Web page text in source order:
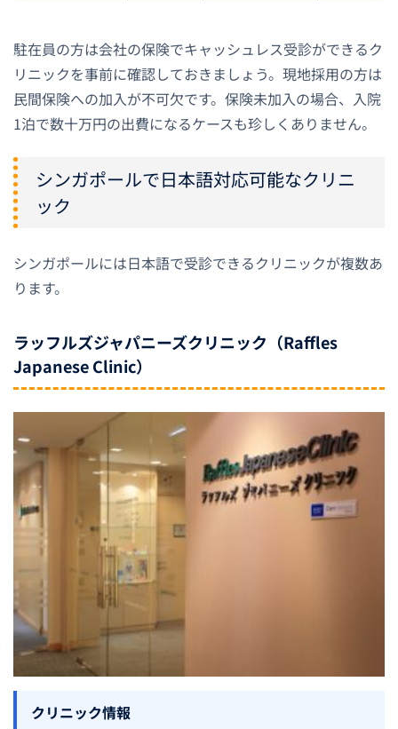
駐在員の方は会社の保険でキャッシュレス受診ができるク
リニックを事前に確認しておきましょう。現地採用の方は
民間保険への加入が不可欠です。保険未加入の場合、入院
1泊で数十万円の出費になるケースも珍しくありません。
シンガポールで日本語対応可能なクリニ
ック
シンガポールには日本語で受診できるクリニックが複数あ
ります。
ラッフルズジャパニーズクリニック（Raffles
Japanese Clinic）
クリニック情報